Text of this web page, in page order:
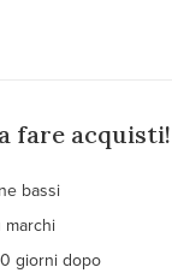
fare acquisti!
bassi
giorni dopo